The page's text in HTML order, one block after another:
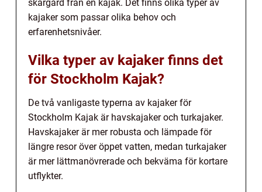
skärgård från en kajak. Det finns olika typer av
kajaker som passar olika behov och
erfarenhetsnivåer.
Vilka typer av kajaker finns det
för Stockholm Kajak?
De två vanligaste typerna av kajaker för
Stockholm Kajak är havskajaker och turkajaker.
Havskajaker är mer robusta och lämpade för
längre resor över öppet vatten, medan turkajaker
är mer lättmanövrerade och bekväma för kortare
utflykter.